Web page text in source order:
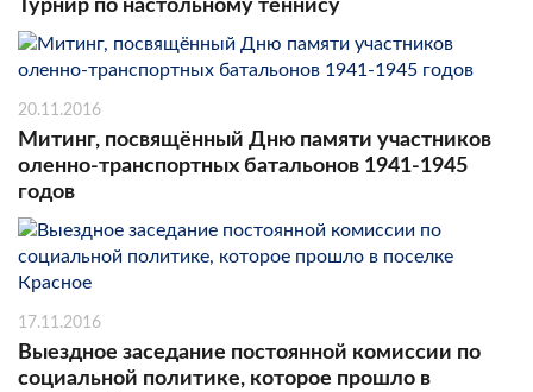
Турнир по настольному теннису
20.11.2016
Митинг, посвящённый Дню памяти участников
оленно-транспортных батальонов 1941-1945
годов
17.11.2016
Выездное заседание постоянной комиссии по
социальной политике, которое прошло в